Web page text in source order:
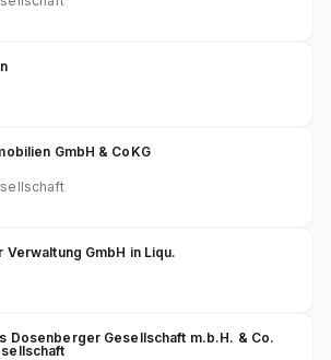
GmbH & CoKG
Verwaltung GmbH in Liqu.
Dosenberger Gesellschaft m.b.H. & Co.